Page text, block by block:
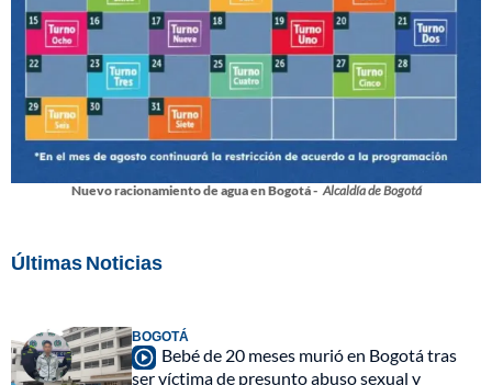
Nuevo racionamiento de agua en Bogotá - Alcaldía de Bogotá
Últimas Noticias
BOGOTÁ
Bebé de 20 meses murió en Bogotá tras
ser víctima de presunto abuso sexual y